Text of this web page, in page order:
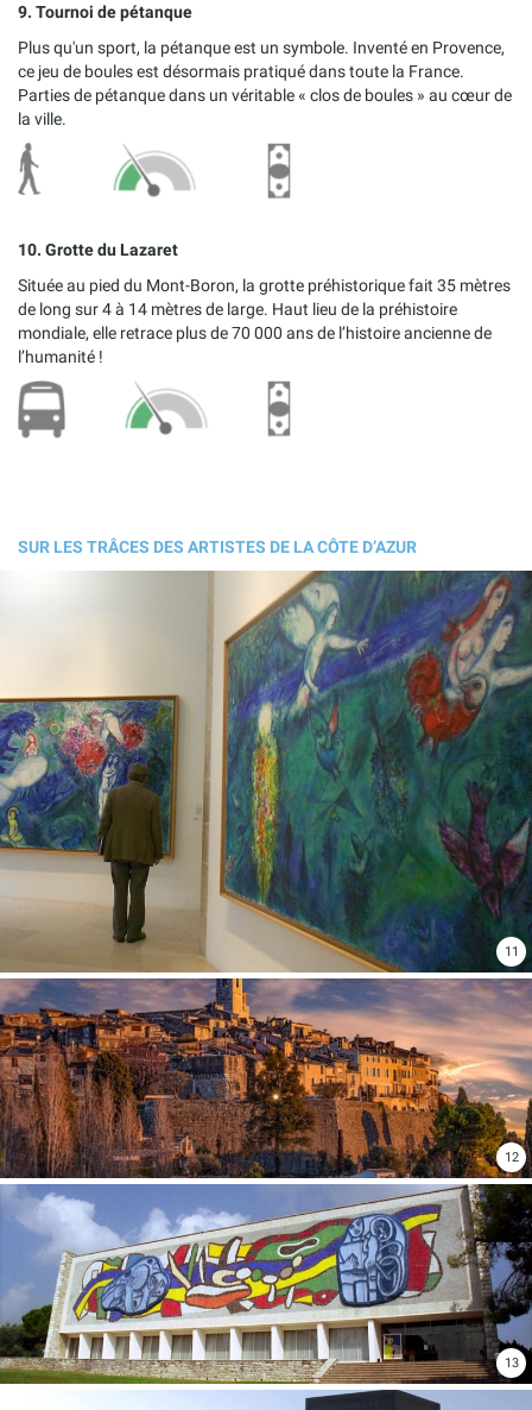
9. Tournoi de pétanque
Plus qu'un sport, la pétanque est un symbole. Inventé en Provence,
ce jeu de boules est désormais pratiqué dans toute la France.
Parties de pétanque dans un véritable « clos de boules » au cœur de
la ville.
10. Grotte du Lazaret
Située au pied du Mont-Boron, la grotte préhistorique fait 35 mètres
de long sur 4 à 14 mètres de large. Haut lieu de la préhistoire
mondiale, elle retrace plus de 70 000 ans de l’histoire ancienne de
l’humanité !
SUR LES TRÂCES DES ARTISTES DE LA CÔTE D’AZUR
11
12
13